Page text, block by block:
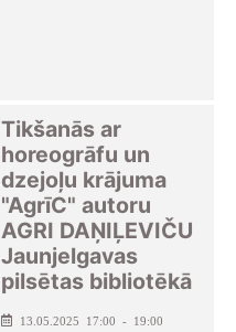
Tikšanās ar
horeogrāfu un
dzejoļu krājuma
"AgrīC" autoru
AGRI DAŅIĻEVIČU
Jaunjelgavas
pilsētas bibliotēkā
13.05.2025 17:00 - 19:00